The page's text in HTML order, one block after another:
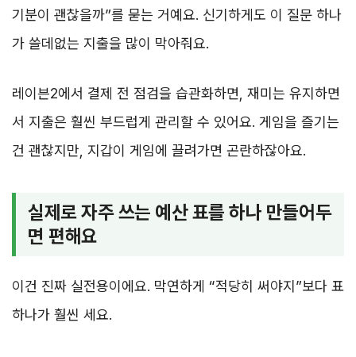
기분이 괜찮을까”를 묻는 거예요. 신기하게도 이 질문 하나
가 쓸데없는 지출을 많이 막아줘요.
레이븐2에서 결제 전 점검을 습관화하면, 재미는 유지하면
서 지출은 훨씬 부드럽게 관리할 수 있어요. 게임을 즐기는
건 괜찮지만, 지갑이 게임에 끌려가면 곤란하잖아요.
실제로 자주 쓰는 예산 표를 하나 만들어두
면 편해요
이건 진짜 실전용이에요. 막연하게 “적당히 써야지”보다 표
하나가 훨씬 세요.